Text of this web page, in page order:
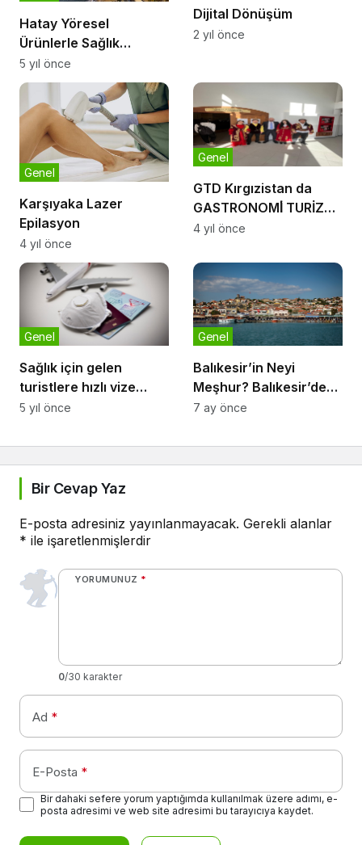
Hatay Yöresel
Ürünlerle Sağlık
Rutininizi Sürdürün
5 yıl önce
Dijital Dönüşüm
2 yıl önce
Karşıyaka Lazer
Epilasyon
Genel
4 yıl önce
GTD Kırgızistan da
GASTRONOMİ̇ TURİZMİ
önemini aktardı
Genel
4 yıl önce
Sağlık için gelen
turistlere hızlı vize
kolaylığı
Genel
5 yıl önce
Balıkesir’in Neyi
Meşhur? Balıkesir’den
Ne Alınır?
Genel
7 ay önce
Bir Cevap Yaz
E-posta adresiniz yayınlanmayacak. Gerekli alanlar
* ile işaretlenmişlerdir
YORUMUNUZ *
0/30 karakter
Ad *
E-Posta *
Bir dahaki sefere yorum yaptığımda kullanılmak üzere adımı, e-
posta adresimi ve web site adresimi bu tarayıcıya kaydet.